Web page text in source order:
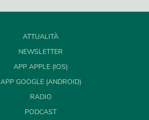
ATTUALITÀ
NEWSLETTER
APP APPLE (IOS)
APP GOOGLE (ANDROID)
RADIO
PODCAST